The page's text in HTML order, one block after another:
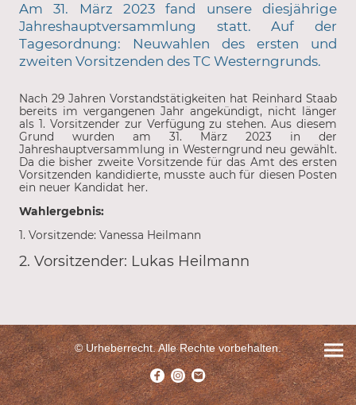
Am 31. März 2023 fand unsere diesjährige
Jahreshauptversammlung statt. Auf der
Tagesordnung: Neuwahlen des ersten und
zweiten Vorsitzenden des TC Westerngrunds.
Nach 29 Jahren Vorstandstätigkeiten hat Reinhard Staab
bereits im vergangenen Jahr angekündigt, nicht länger
als 1. Vorsitzender zur Verfügung zu stehen. Aus diesem
Grund wurden am 31. März 2023 in der
Jahreshauptversammlung in Westerngrund neu gewählt.
Da die bisher zweite Vorsitzende für das Amt des ersten
Vorsitzenden kandidierte, musste auch für diesen Posten
ein neuer Kandidat her.
Wahlergebnis:
1. Vorsitzende: Vanessa Heilmann
2. Vorsitzender: Lukas Heilmann
© Urheberrecht. Alle Rechte vorbehalten.